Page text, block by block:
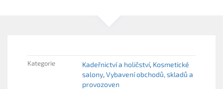
Kategorie Kadeřnictví a holičství Kosmetické
salony Vybavení obchodů, skladů a
provozoven